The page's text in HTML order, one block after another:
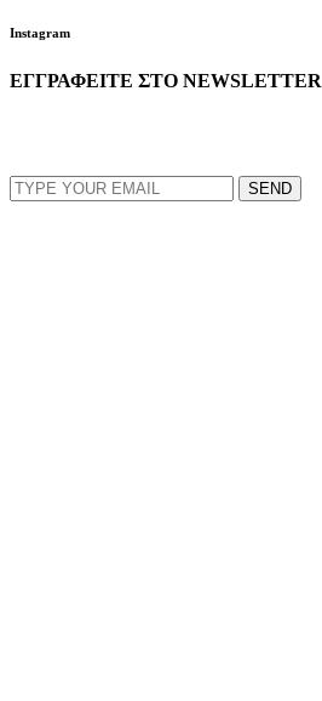
Instagram
ΕΓΓΡΑΦΕΙΤΕ ΣΤΟ NEWSLETTER